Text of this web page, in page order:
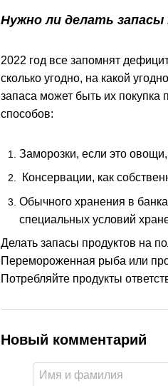
Нужно ли делать
2022 год все запомнят
сколько угодно, на какой
запаса может быть их
способов:
Заморозки, если это
Консервации, как
Обычного хранения в
специальных условий
Делать запасы продуктов на
Перемороженная рыба или
Потребляйте продукты
Новый комментарий